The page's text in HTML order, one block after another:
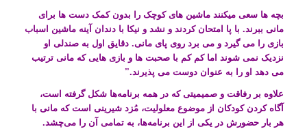
بچه ها سعی میکنند ماشین های کوچک را بدون کمک دست ها برای
مانی ببرند. با پا امتحان کردند و نشد و نیکا با دندان آینه ماشین اسباب
بازی را می گیرد و می برد روی پای مانی. دقایق اول به صندلی او
نزدیک نمی شوند اما کم کم با صحبت ها و بازی هایی که مانی ترتیب
می دهد او را به عنوان دوست می پذیرند.”
علاوه بر رفاقت و صمیمیتی که در همه برنامه‌ها شکل گرفته است،
آگاه کردن کودکان از موضوع معلولیت، مُزد شیرینی است که مانی با
هر بار حضورش در یکی از این برنامه‌ها، به تمامی آن را می‌چشد.